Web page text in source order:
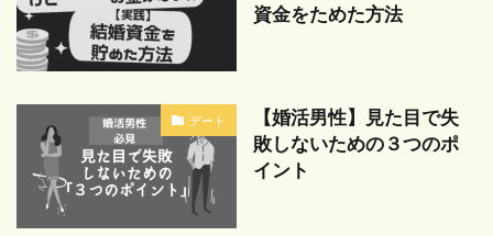
資金をためた方法
デート
【婚活男性】見た目で失
敗しないための３つのポ
イント